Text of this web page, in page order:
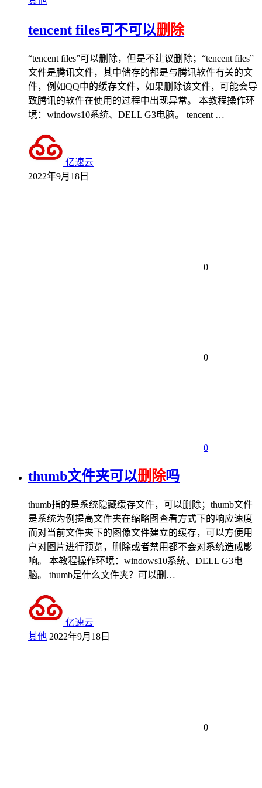
tencent files可不可以删除
“tencent files”可以删除，但是不建议删除；“tencent files”
文件是腾讯文件，其中储存的都是与腾讯软件有关的文
件，例如QQ中的缓存文件，如果删除该文件，可能会导
致腾讯的软件在使用的过程中出现异常。 本教程操作环
境：windows10系统、DELL G3电脑。 tencent …
亿速云
2022年9月18日
0
0
0
thumb文件夹可以删除吗
thumb指的是系统隐藏缓存文件，可以删除；thumb文件
是系统为例提高文件夹在缩略图查看方式下的响应速度
而对当前文件夹下的图像文件建立的缓存，可以方便用
户对图片进行预览，删除或者禁用都不会对系统造成影
响。 本教程操作环境：windows10系统、DELL G3电
脑。 thumb是什么文件夹？可以删…
亿速云
其他 2022年9月18日
0